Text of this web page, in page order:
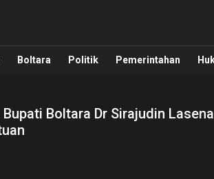
Pemerintahan, Hukum Kriminal
Boltara Politik Pemerintahan
Boltara Dr Sirajudin Lasena